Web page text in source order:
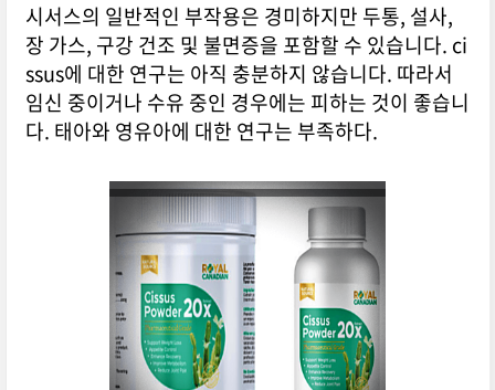
시서스의 일반적인 부작용은 경미하지만 두통, 설사,
장 가스, 구강 건조 및 불면증을 포함할 수 있습니다. ci
ssus에 대한 연구는 아직 충분하지 않습니다. 따라서
임신 중이거나 수유 중인 경우에는 피하는 것이 좋습니
다. 태아와 영유아에 대한 연구는 부족하다.